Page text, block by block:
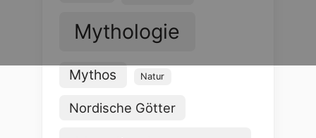
Mythologie
Mythos Natur
Nordische Götter